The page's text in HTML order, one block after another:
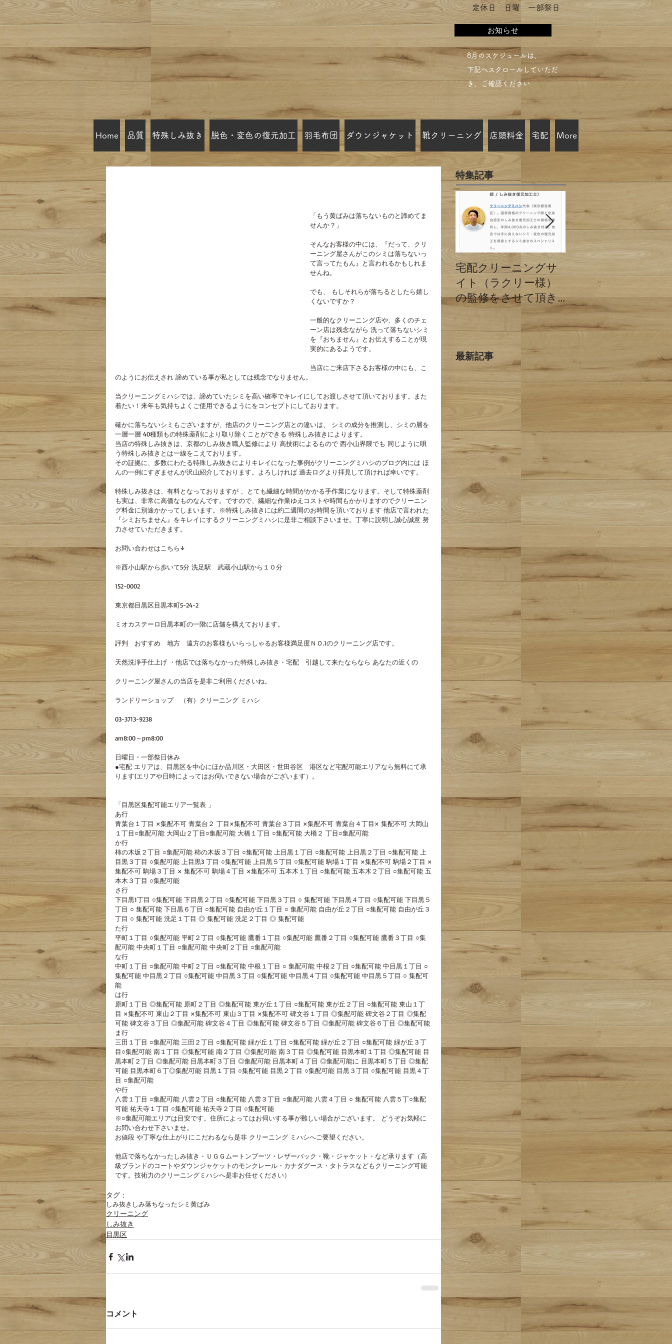
​定休日 日曜 一部祭日
お知らせ
​8月のスケジュールは、
下記へスクロールしていただ
き、ご確認ください​
Home 品質 特殊しみ抜き 脱色・変色の復元加工 羽毛布団 ダウンジャケット 靴クリーニング 店頭料金 宅配 More
「もう黄ばみは落ちないものと諦めてま
せんか？」
そんなお客様の中には、『だって、クリ
ーニング屋さんがこのシミは落ちないっ
て言ってたもん』と言われるかもしれま
せんね。
でも、 もしそれらが落ちるとしたら嬉し
くないですか？
一般的なクリーニング店や、多くのチェ
ーン店は残念ながら 洗って落ちないシミ
を『おちません』とお伝えすることが現
実的にあるようです。
当店にご来店下さるお客様の中にも、こ
のようにお伝えされ 諦めている事が私としては残念でなりません。
当クリーニングミハシでは、諦めていたシミを高い確率でキレイにしてお渡しさせて頂いております。また
着たい！来年も気持ちよくご使用できるようにをコンセプトにしております。
確かに落ちないシミもございますが、他店のクリーニング店との違いは、 シミの成分を推測し、シミの層を
一層一層 40種類もの特殊薬剤により取り除くことができる 特殊しみ抜きによります。
当店の特殊しみ抜きは、京都のしみ抜き職人監修により 高技術によるもので 西小山界隈でも 同じように唄
う特殊しみ抜きとは一線をこえております。
その証拠に、多数にわたる特殊しみ抜きによりキレイになった事例がクリーニングミハシのブログ内には ほ
んの一例にすぎませんが沢山紹介しております。よろしければ 過去ログより拝見して頂ければ幸いです。
特殊しみ抜きは、有料となっておりますが 、とても繊細な時間がかかる手作業になります。そして特殊薬剤
も実は、非常に高価なものなんです。ですので、繊細な作業ゆえコストや時間もかかりますのでクリーニン
グ料金に別途かかってしまいます。※特殊しみ抜きには約二週間のお時間を頂いております 他店で言われた
『シミおちません』をキレイにするクリーニングミハシに是非ご相談下さいませ。丁寧に説明し誠心誠意 努
力させていただきます。
お問い合わせはこちら↓
※西小山駅から歩いて5分 洗足駅　武蔵小山駅から１０分
152-0002
東京都目黒区目黒本町5-24-2
ミオカステーロ目黒本町の一階に店舗を構えております。
評判　おすすめ　地方　遠方のお客様もいらっしゃるお客様満足度ＮＯ.1のクリーニング店です。
天然洗浄手仕上げ ・他店では落ちなかった特殊しみ抜き・宅配　引越して来たならなら あなたの近くの
クリーニング屋さんの当店を是非ご利用くださいね。
ランドリーショップ　（有）クリーニング ミハシ
03-3713-9238
am8:00～pm8:00
日曜日・一部祭日休み
●宅配 エリアは、目黒区を中心にほか品川区・大田区・世田谷区　港区など宅配可能エリアなら無料にて承
ります(エリアや日時によってはお伺いできない場合がございます）。
「目黒区集配可能エリア一覧表 」
あ行
青葉台１丁目 ×集配不可 青葉台２ 丁目×集配不可 青葉台３丁目 ×集配不可 青葉台４丁目× 集配不可 大岡山
１丁目○集配可能 大岡山２丁目○集配可能 大橋１丁目 ○集配可能 大橋２ 丁目○集配可能
か行
柿の木坂２丁目 ○集配可能 柿の木坂３丁目 ○集配可能 上目黒１丁目 ○集配可能 上目黒２丁目 ○集配可能 上
目黒３丁目 ○集配可能 上目黒3 丁目 ○集配可能 上目黒５丁目 ○集配可能 駒場１丁目 ×集配不可 駒場２丁目 ×
集配不可 駒場３丁目 × 集配不可 駒場４丁目 ×集配不可 五本木１丁目 ○集配可能 五本木２丁目 ○集配可能 五
本木３丁目 ○集配可能
さ行
下目黒1丁目 ○集配可能 下目黒２丁目 ○集配可能 下目黒３丁目 ○ 集配可能 下目黒４丁目 ○集配可能 下目黒５
丁目 ○ 集配可能 下目黒６丁目 ○集配可能 自由が丘１丁目 ○ 集配可能 自由が丘２丁目 ○集配可能 自由が丘３
丁目 ○ 集配可能 洗足１丁目 ◎ 集配可能 洗足２丁目 ◎ 集配可能
た行
平町１丁目 ○集配可能 平町２丁目 ○集配可能 鷹番１丁目 ○集配可能 鷹番２丁目 ○集配可能 鷹番３丁目 ○集
配可能 中央町１丁目 ○集配可能 中央町２丁目 ○集配可能
な行
中町１丁目 ○集配可能 中町２丁目 ○集配可能 中根１丁目 ○ 集配可能 中根２丁目 ○集配可能 中目黒１丁目 ○
集配可能 中目黒２丁目 ○集配可能 中目黒３丁目 ○集配可能 中目黒４丁目 ○集配可能 中目黒５丁目 ○ 集配可
能
は行
原町１丁目 ◎集配可能 原町２丁目 ◎集配可能 東が丘１丁目 ○集配可能 東が丘２丁目 ○集配可能 東山１丁
目 ×集配不可 東山２丁目 ×集配不可 東山３丁目 ×集配不可 碑文谷１丁目 ◎集配可能 碑文谷２丁目 ◎集配
可能 碑文谷３丁目 ◎集配可能 碑文谷４丁目 ◎集配可能 碑文谷５丁目 ◎集配可能 碑文谷６丁目 ◎集配可能
ま行
三田１丁目 ○集配可能 三田２丁目 ○集配可能 緑が丘１丁目 ○集配可能 緑が丘２丁目 ○集配可能 緑が丘３丁
目○集配可能 南１丁目 ◎集配可能 南２丁目 ◎集配可能 南３丁目 ◎集配可能 目黒本町１丁目 ◎集配可能 目
黒本町２丁目 ◎集配可能 目黒本町３丁目 ◎集配可能 目黒本町４丁目 ◎集配可能に 目黒本町５丁目 ◎集配
可能 目黒本町６丁◎集配可能 目黒１丁目 ○集配可能 目黒２丁目 ○集配可能 目黒３丁目 ○集配可能 目黒４丁
目 ○集配可能
や行
八雲１丁目 ○集配可能 八雲２丁目 ○集配可能 八雲３丁目 ○集配可能 八雲４丁目 ○ 集配可能 八雲５丁○集配
可能 祐天寺１丁目 ○集配可能 祐天寺２丁目 ○集配可能
※○集配可能エリアは目安です。住所によってはお伺いする事が難しい場合がございます。 どうぞお気軽に
お問い合わせ下さいませ。
お値段 や丁寧な仕上がりにこだわるなら是非 クリーニング ミハシへご要望ください。
他店で落ちなかったしみ抜き・ＵＧＧムートンブーツ・レザーバック・靴・ジャケット・など承ります（高
級ブランドのコートやダウンジャケットのモンクレール・カナダグース・タトラスなどもクリーニング可能
です。技術力のクリーニングミハシへ是非お任せください）
タグ：
しみ抜き しみ落ちなったシミ 黄ばみ
クリーニング
しみ抜き
目黒区
コメント
特集記事
宅配クリーニングサ
イト（ラクリー様）
の監修をさせて頂き
ました。
クリーニングミハシ
と他店の違い 東京
都目黒区
最新記事